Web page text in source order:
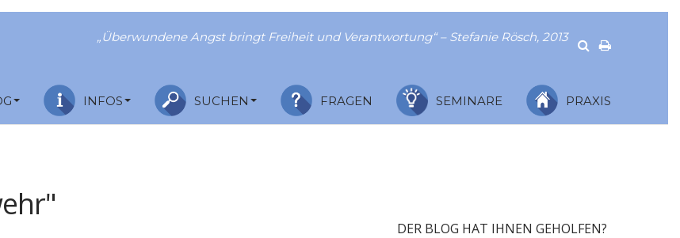
„Überwundene Angst bringt Freiheit und Verantwortung“ – Stefanie Rösch, 2013
INFOS SUCHEN FRAGEN SEMINARE PRAXIS
DER BLOG HAT IHNEN GEHOLFEN?